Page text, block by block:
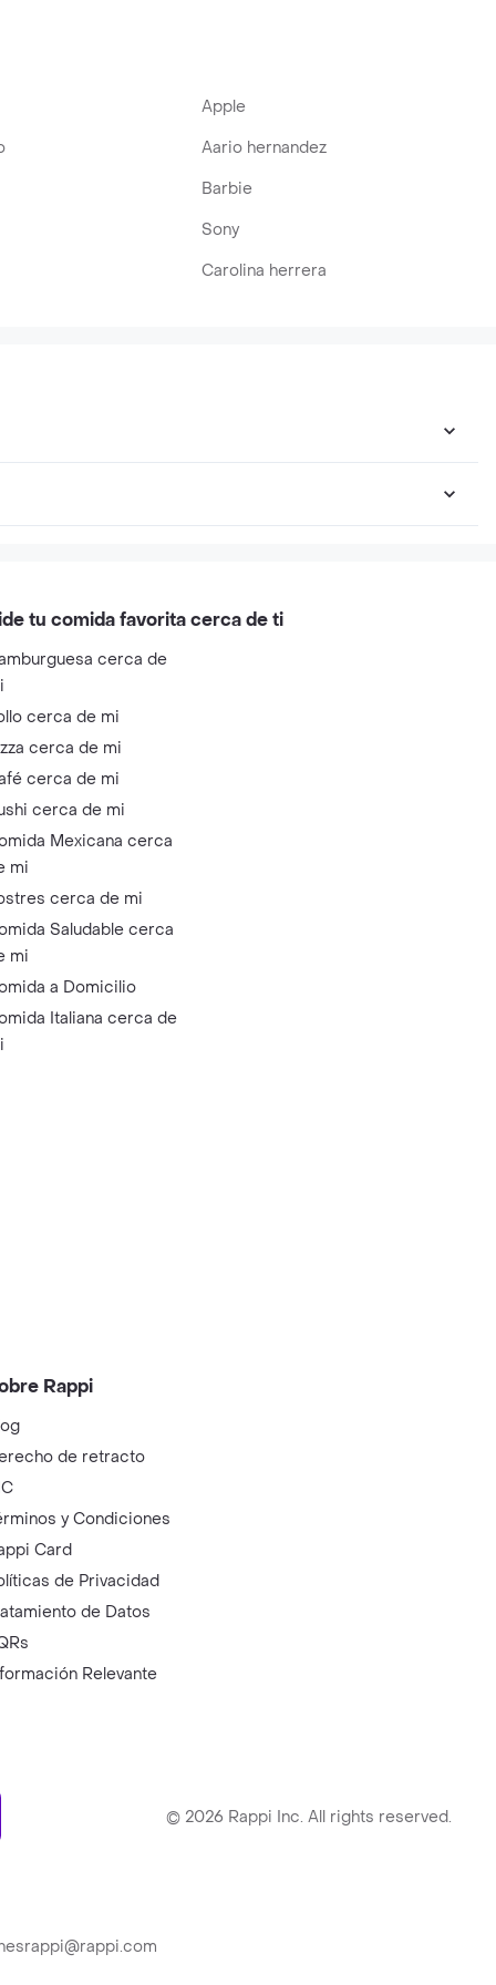
Apple
Aario hernandez
Barbie
Sony
Carolina herrera
tu comida favorita cerca de ti
cerca de
cerca de mi
cerca de mi
cerca de mi
cerca de mi
Mexicana cerca
mi
cerca de mi
Saludable cerca
mi
a Domicilio
Italiana cerca de
Rappi
de retracto
y Condiciones
Card
de Privacidad
de Datos
Relevante
© 2026 Rappi Inc. All rights reserved.